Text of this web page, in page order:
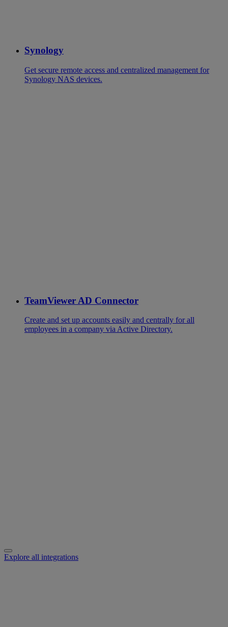
Synology
Get secure remote access and centralized management for
Synology NAS devices.
TeamViewer AD Connector
Create and set up accounts easily and centrally for all
employees in a company via Active Directory.
Explore all integrations